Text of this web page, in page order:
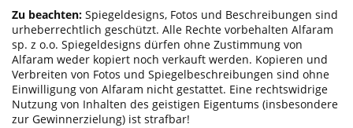
Zu beachten: Spiegeldesigns, Fotos und Beschreibungen sind
urheberrechtlich geschützt. Alle Rechte vorbehalten Alfaram
sp. z o.o. Spiegeldesigns dürfen ohne Zustimmung von
Alfaram weder kopiert noch verkauft werden. Kopieren und
Verbreiten von Fotos und Spiegelbeschreibungen sind ohne
Einwilligung von Alfaram nicht gestattet. Eine rechtswidrige
Nutzung von Inhalten des geistigen Eigentums (insbesondere
zur Gewinnerzielung) ist strafbar!